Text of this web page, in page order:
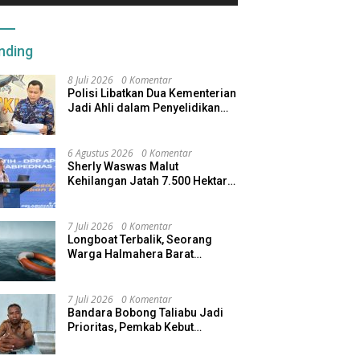
8 Juli 2026 0 Komentar
Polisi Libatkan Dua Kementerian
Jadi Ahli dalam Penyelidikan
6 Agustus 2026 0 Komentar
Sherly Waswas Malut
Kehilangan Jatah 7.500 Hektare
7 Juli 2026 0 Komentar
Longboat Terbalik, Seorang
Warga Halmahera Barat
7 Juli 2026 0 Komentar
Bandara Bobong Taliabu Jadi
Prioritas, Pemkab Kebut